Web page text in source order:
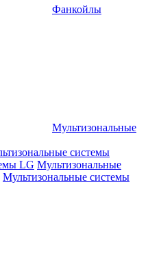
Фанкойлы
Мультизональные
системы
LG Мультизональные
Мультизональные системы